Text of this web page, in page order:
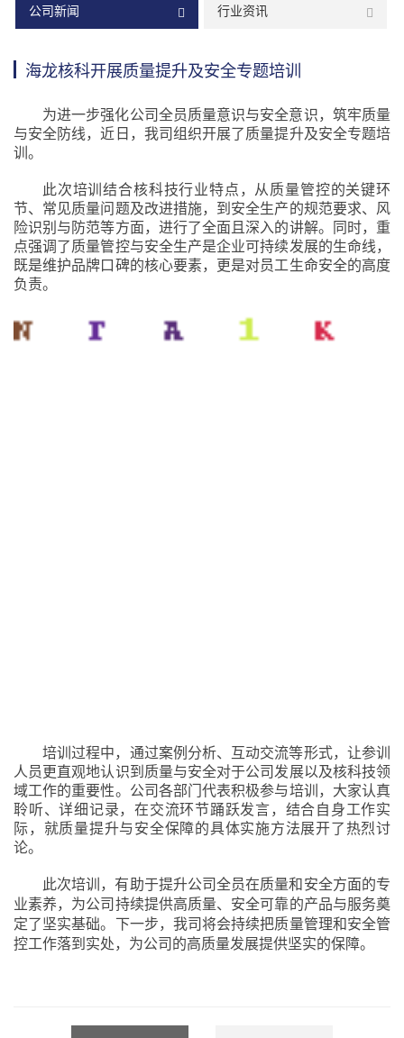
公司新闻 行业资讯
海龙核科开展质量提升及安全专题培训
为进一步强化公司全员质量意识与安全意识，筑牢质量
与安全防线，近日，我司组织开展了质量提升及安全专题培
训。
此次培训结合核科技行业特点，从质量管控的关键环
节、常见质量问题及改进措施，到安全生产的规范要求、风
险识别与防范等方面，进行了全面且深入的讲解。同时，重
点强调了质量管控与安全生产是企业可持续发展的生命线，
既是维护品牌口碑的核心要素，更是对员工生命安全的高度
负责。
培训过程中，通过案例分析、互动交流等形式，让参训
人员更直观地认识到质量与安全对于公司发展以及核科技领
域工作的重要性。公司各部门代表积极参与培训，大家认真
聆听、详细记录，在交流环节踊跃发言，结合自身工作实
际，就质量提升与安全保障的具体实施方法展开了热烈讨
论。
此次培训，有助于提升公司全员在质量和安全方面的专
业素养，为公司持续提供高质量、安全可靠的产品与服务奠
定了坚实基础。下一步，我司将会持续把质量管理和安全管
控工作落到实处，为公司的高质量发展提供坚实的保障。